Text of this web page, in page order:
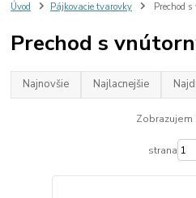
Úvod Pájkovacie tvarovky Prechod
Prechod s
Najnovšie Najlacnejšie
Zobrazujem
strana